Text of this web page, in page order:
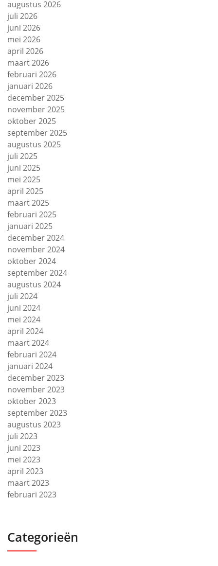
augustus 2026
juli 2026
juni 2026
mei 2026
april 2026
maart 2026
februari 2026
januari 2026
december 2025
november 2025
oktober 2025
september 2025
augustus 2025
juli 2025
juni 2025
mei 2025
april 2025
maart 2025
februari 2025
januari 2025
december 2024
november 2024
oktober 2024
september 2024
augustus 2024
juli 2024
juni 2024
mei 2024
april 2024
maart 2024
februari 2024
januari 2024
december 2023
november 2023
oktober 2023
september 2023
augustus 2023
juli 2023
juni 2023
mei 2023
april 2023
maart 2023
februari 2023
Categorieën